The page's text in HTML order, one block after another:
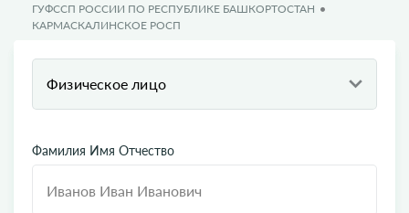
ГУФССП РОССИИ ПО РЕСПУБЛИКЕ БАШКОРТОСТАН
КАРМАСКАЛИНСКОЕ РОСП
Физическое лицо
Фамилия Имя Отчество